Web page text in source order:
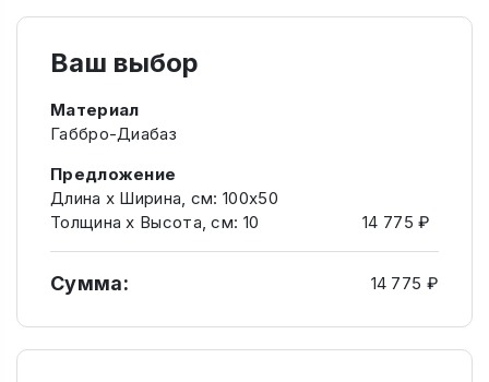
Ваш выбор
Материал
Габбро-Диабаз
Предложение
Длина х Ширина, см: 100х50
Толщина х Высота, см: 10
14 775 ₽
Сумма: 14 775 ₽